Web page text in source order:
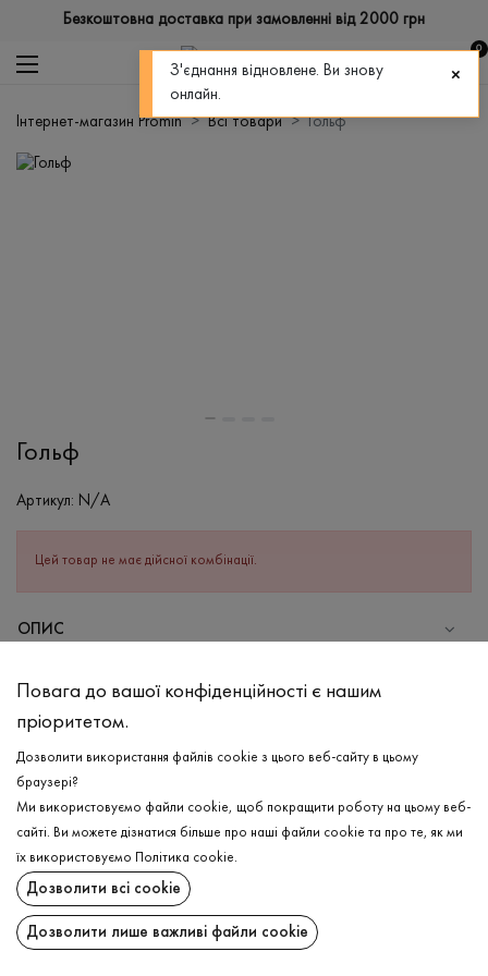
Безкоштовна доставка при замовленні від 2000 грн
0
Інтернет-магазин Promin Всі товари Гольф
Гольф
Артикул: N/A
Цей товар не має дійсної комбінації.
ОПИС
Бавовна - 95%, Еластан - 5%
Прання в холодній воді (до 30 ° C)
Відбілювання заборонено
Прасувати при середній температурі
Щадний віджим і сушка
Щадна хімчистка
ДОСТАВКА
ПОВЕРНЕННЯ
Повага до вашої конфіденційності є нашим
пріоритетом.
Дозволити використання файлів cookie з цього веб-сайту в цьому
браузері?
Ми використовуємо файли cookie, щоб покращити роботу на цьому веб-
сайті. Ви можете дізнатися більше про наші файли cookie та про те, як ми
їх використовуємо
Політика cookie.
Дозволити всі cookie
Дозволити лише важливі файли cookie
З'єднання відновлене. Ви знову
онлайн.